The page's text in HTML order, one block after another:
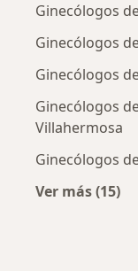
Ginecólogos
Ginecólogos
Ginecólogos
Ginecólogos
Villahermosa
Ginecólogos
Ver más (15)